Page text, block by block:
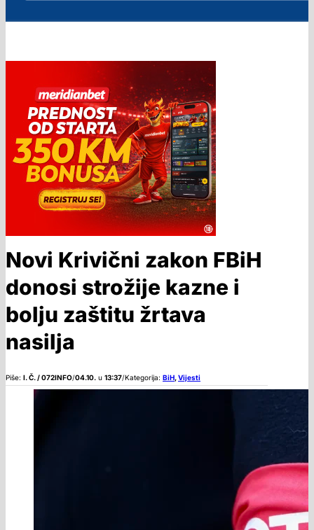
Novi Krivični zakon FBiH
donosi strožije kazne i
bolju zaštitu žrtava
nasilja
Piše: I. Č. / 072INFO/04.10. u 13:37/Kategorija: BiH,Vijesti